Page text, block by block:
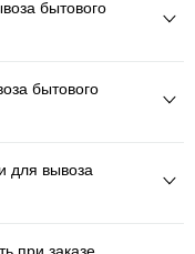
бытового
бытового
для вывоза